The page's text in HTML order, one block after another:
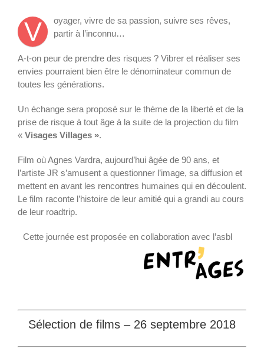
V
oyager, vivre de sa passion, suivre ses rêves,
partir à l’inconnu…
A-t-on peur de prendre des risques ? Vibrer et réaliser ses
envies pourraient bien être le dénominateur commun de
toutes les générations.
Un échange sera proposé sur le thème de la liberté et de la
prise de risque à tout âge à la suite de la projection du film
« Visages Villages ».
Film où Agnes Vardra, aujourd’hui âgée de 90 ans, et
l’artiste JR s’amusent a questionner l’image, sa diffusion et
mettent en avant les rencontres humaines qui en découlent.
Le film raconte l’histoire de leur amitié qui a grandi au cours
de leur roadtrip.
Cette journée est proposée en collaboration avec l’asbl
Sélection de films – 26 septembre 2018